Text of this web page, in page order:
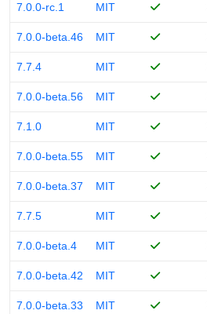
7.0.0-rc.1 MIT
7.0.0-beta.46 MIT
7.7.4 MIT
7.0.0-beta.56 MIT
7.1.0 MIT
7.0.0-beta.55 MIT
7.0.0-beta.37 MIT
7.7.5 MIT
7.0.0-beta.4 MIT
7.0.0-beta.42 MIT
7.0.0-beta.33 MIT